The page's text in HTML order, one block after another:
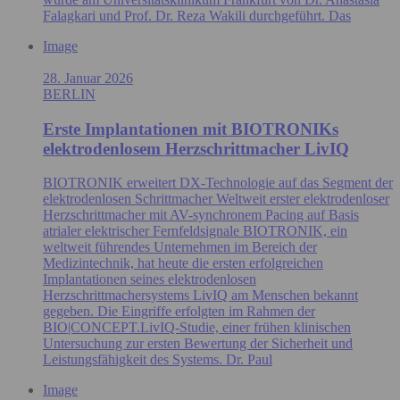
Falagkari und Prof. Dr. Reza Wakili durchgeführt. Das
Image
28. Januar 2026
BERLIN
Erste Implantationen mit BIOTRONIKs
elektrodenlosem Herzschrittmacher LivIQ
BIOTRONIK erweitert DX-Technologie auf das Segment der
elektrodenlosen Schrittmacher Weltweit erster elektrodenloser
Herzschrittmacher mit AV-synchronem Pacing auf Basis
atrialer elektrischer Fernfeldsignale BIOTRONIK, ein
weltweit führendes Unternehmen im Bereich der
Medizintechnik, hat heute die ersten erfolgreichen
Implantationen seines elektrodenlosen
Herzschrittmachersystems LivIQ am Menschen bekannt
gegeben. Die Eingriffe erfolgten im Rahmen der
BIO|CONCEPT.LivIQ‑Studie, einer frühen klinischen
Untersuchung zur ersten Bewertung der Sicherheit und
Leistungsfähigkeit des Systems. Dr. Paul
Image